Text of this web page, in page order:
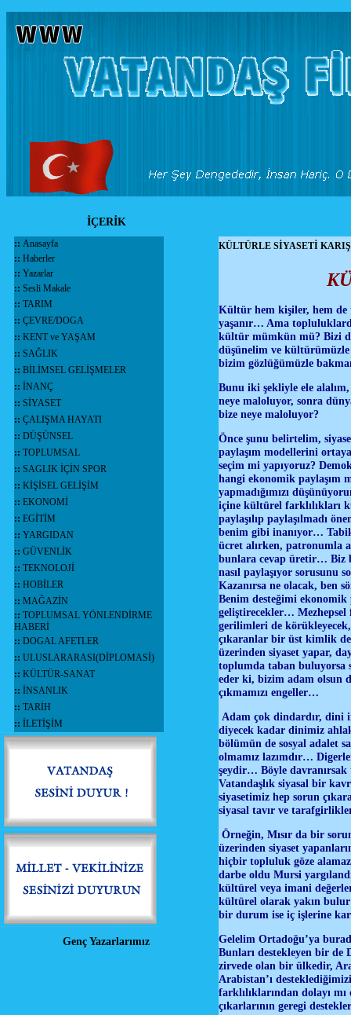
İÇERİK
:: Anasayfa
:: Haberler
:: Yazarlar
:: Sesli Makale
:: TARIM
:: ÇEVRE/DOGA
:: KENT ve YAŞAM
:: SAĞLIK
:: BİLİMSEL GELİŞMELER
:: İNANÇ
:: SİYASET
:: ÇALIŞMA HAYATI
:: DÜŞÜNSEL
:: TOPLUMSAL
:: SAGLIK İÇİN SPOR
:: KİŞİSEL GELİŞİM
:: EKONOMİ
:: EGİTİM
:: YARGIDAN
:: GÜVENLİK
:: TEKNOLOJİ
:: HOBİLER
:: MAĞAZİN
:: TOPLUMSAL YÖNLENDİRME
HABERİ
:: DOGAL AFETLER
:: ULUSLARARASI(DİPLOMASİ)
:: KÜLTÜR-SANAT
:: İNSANLIK
:: TARİH
:: İLETİŞİM
Genç Yazarlarımız
KÜLTÜRLE SİYASETİ
Kültür hem kişiler, hem de
yaşanır… Ama
kültür mümkün mü? Bizi
düşünelim ve
bizim gözlüğümüzle
Bunu iki şekliyle ele
neye maloluyor, sonra
bize neye maloluyor?
Önce şunu belirtelim,
paylaşım modellerini
seçim mi yapıyoruz?
hangi ekonomik paylaşım
yapmadığımızı
içine kültürel farklılıkları
paylaşılıp paylaşılmadı
benim gibi inanıyor…
ücret alırken, patronumla
bunlara cevap üretir… Biz
nasıl paylaşıyor
Kazanırsa ne olacak, ben
Benim desteğimi
geliştirecekler…
gerilimleri de
çıkaranlar bir üst kimlik
üzerinden siyaset yapar,
toplumda taban
eder ki, bizim adam olsun
çıkmamızı engeller…
Adam çok dindardır, dini
diyecek kadar dinimiz
bölümün de sosyal adalet
olmamız lazımdır…
şeydir… Böyle davranırsak
Vatandaşlık siyasal bir
siyasetimiz hep sorun
siyasal tavır ve
Örneğin, Mısır da bir
üzerinden siyaset
hiçbir topluluk göze
darbe oldu Mursi
kültürel veya imani
kültürel olarak yakın bulur
bir durum ise iç işlerine
Gelelim Ortadoğu’ya
Bunları destekleyen bir de
zirvede olan bir ülkedir,
Arabistan’ı
farklılıklarından dolayı
çıkarlarının geregi